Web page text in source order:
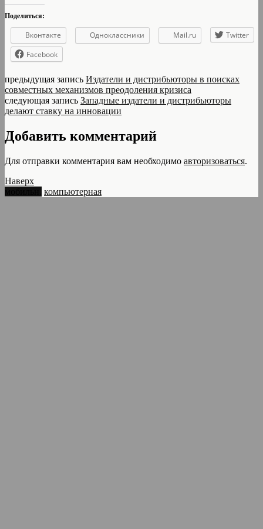
Поделиться:
Вконтакте Одноклассники Mail.ru
Twitter
Facebook
предыдущая запись Издатели и дистрибьюторы в поисках
совместных механизмов преодоления кризиса
следующая запись Западные издатели и дистрибьюторы
делают ставку на инновации
Добавить комментарий
Для отправки комментария вам необходимо авторизоваться.
Наверх
компьютерная